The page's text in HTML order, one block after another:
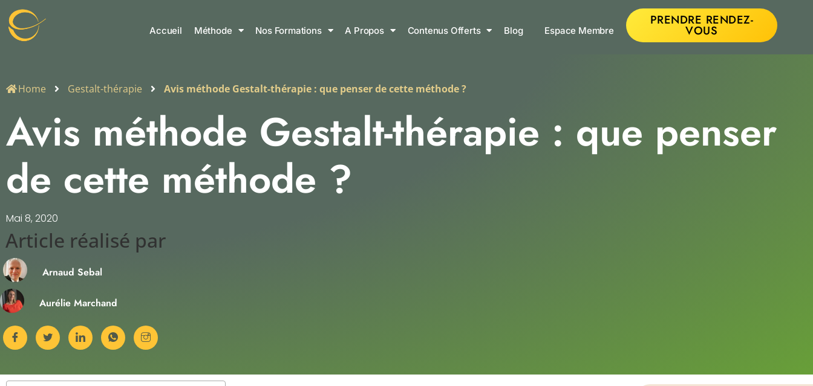
Accueil Méthode Nos Formations A Propos Contenus Offerts Blog Espace Membre
PRENDRE RENDEZ-
VOUS
Home Gestalt-thérapie Avis méthode Gestalt-thérapie : que penser de cette méthode ?
Avis méthode Gestalt-thérapie : que penser
de cette méthode ?
Mai 8, 2020
Article réalisé par​
Arnaud Sebal
Aurélie Marchand